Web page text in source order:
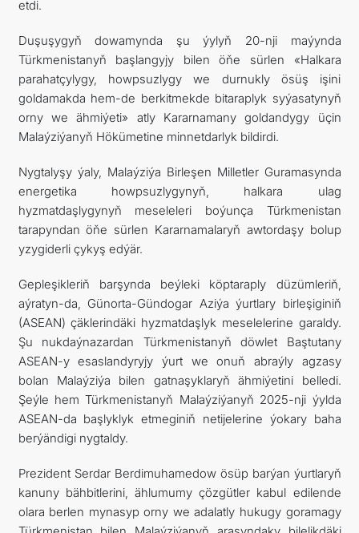
etdi.
Duşuşygyň dowamynda şu ýylyň 20-nji maýynda
Türkmenistanyň başlangyjy bilen öňe sürlen «Halkara
parahatçylygy, howpsuzlygy we durnukly ösüş işini
goldamakda hem-de berkitmekde bitaraplyk syýasatynyň
orny we ähmiýeti» atly Kararnamany goldandygy üçin
Malaýziýanyň Hökümetine minnetdarlyk bildirdi.
Nygtalyşy ýaly, Malaýziýa Birleşen Milletler Guramasynda
energetika howpsuzlygynyň, halkara ulag
hyzmatdaşlygynyň meseleleri boýunça Türkmenistan
tarapyndan öňe sürlen Kararnamalaryň awtordaşy bolup
yzygiderli çykyş edýär.
Gepleşikleriň barşynda beýleki köptaraply düzümleriň,
aýratyn-da, Günorta-Gündogar Aziýa ýurtlary birleşiginiň
(ASEAN) çäklerindäki hyzmatdaşlyk meselelerine garaldy.
Şu nukdaýnazardan Türkmenistanyň döwlet Baştutany
ASEAN-y esaslandyryjy ýurt we onuň abraýly agzasy
bolan Malaýziýa bilen gatnaşyklaryň ähmiýetini belledi.
Şeýle hem Türkmenistanyň Malaýziýanyň 2025-nji ýylda
ASEAN-da başlyklyk etmeginiň netijelerine ýokary baha
berýändigi nygtaldy.
Prezident Serdar Berdimuhamedow ösüp barýan ýurtlaryň
kanuny bähbitlerini, ählumumy çözgütler kabul edilende
olara berlen mynasyp orny we adalatly hukugy goramagy